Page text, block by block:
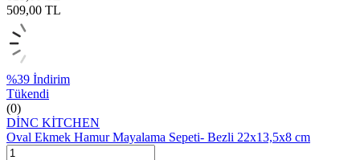
509,00 TL
%39 İndirim
Tükendi
(0)
DİNC KİTCHEN
Oval Ekmek Hamur Mayalama Sepeti- Bezli 22x13,5x8 cm